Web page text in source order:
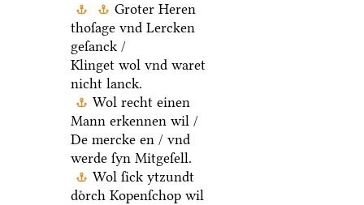
Groter Heren
thoſage vnd Lercken
geſanck /
Klinget wol vnd waret
nicht lanck.
Wol recht einen
Mann erkennen wil /
De mercke en / vnd
werde ſyn Mitgeſell.
Wol ſick ytzundt
doͤrch Kopenſchop wil